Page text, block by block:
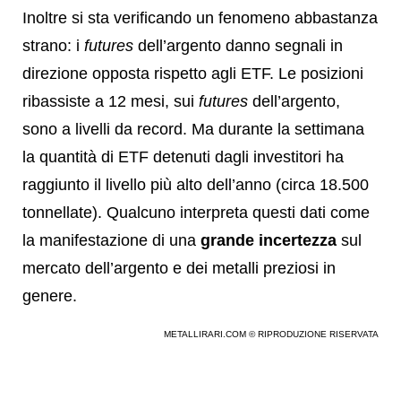
Inoltre si sta verificando un fenomeno abbastanza
strano: i futures dell’argento danno segnali in
direzione opposta rispetto agli ETF. Le posizioni
ribassiste a 12 mesi, sui futures dell’argento,
sono a livelli da record. Ma durante la settimana
la quantità di ETF detenuti dagli investitori ha
raggiunto il livello più alto dell’anno (circa 18.500
tonnellate). Qualcuno interpreta questi dati come
la manifestazione di una grande incertezza sul
mercato dell’argento e dei metalli preziosi in
genere.
METALLIRARI.COM © RIPRODUZIONE RISERVATA